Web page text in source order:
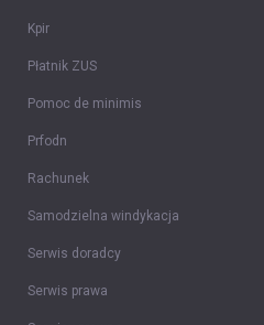
Kpir
Płatnik ZUS
Pomoc de minimis
Prfodn
Rachunek
Samodzielna windykacja
Serwis doradcy
Serwis prawa